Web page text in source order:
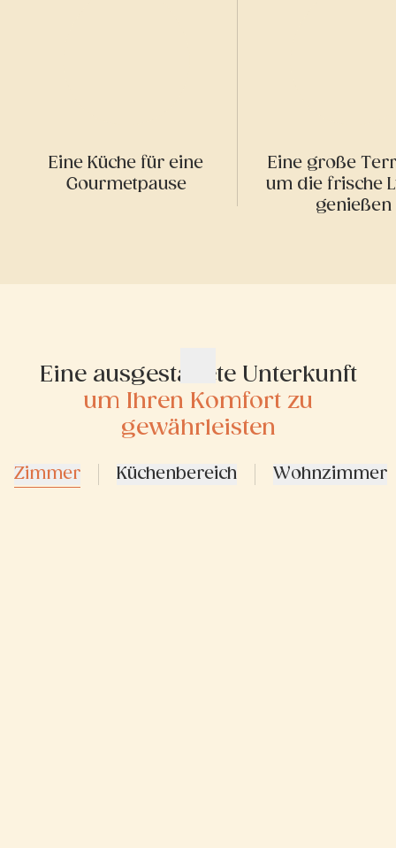
Eine Küche für eine
Gourmetpause
Eine große
um die frische
genießen
Eine ausgestattete Unterkunft
um Ihren Komfort zu
gewährleisten
Zimmer Küchenbereich Wohnzimmer